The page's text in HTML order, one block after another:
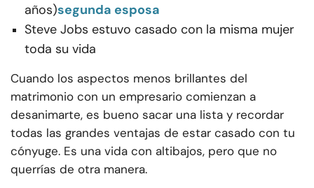
años)segunda esposa
Steve Jobs estuvo casado con la misma mujer
toda su vida
Cuando los aspectos menos brillantes del
matrimonio con un empresario comienzan a
desanimarte, es bueno sacar una lista y recordar
todas las grandes ventajas de estar casado con tu
cónyuge. Es una vida con altibajos, pero que no
querrías de otra manera.